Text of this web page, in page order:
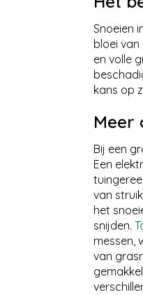
Snoeien
bloei
en volle
kans op
Meer
Bij een
Een
van
het
snijden.
messen,
van